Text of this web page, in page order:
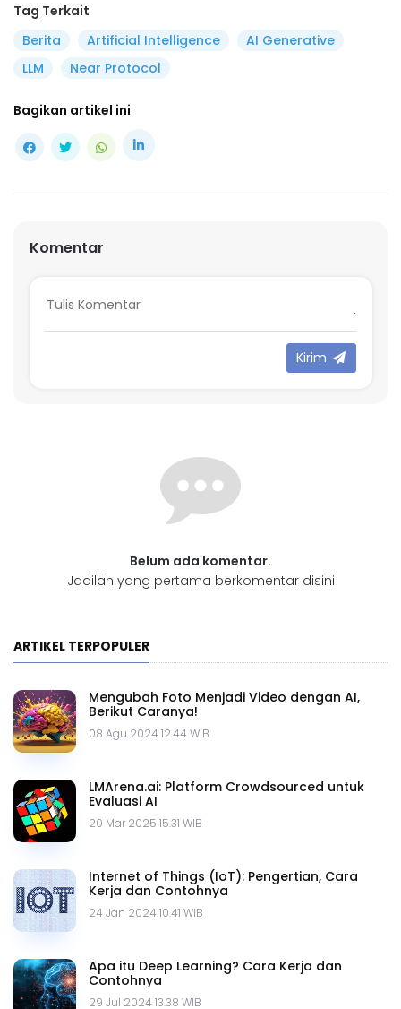
Tag Terkait
Berita
Artificial Intelligence
AI Generative
LLM
Near Protocol
Bagikan artikel ini
Komentar
Kirim
Belum ada komentar.
Jadilah yang pertama berkomentar disini
ARTIKEL TERPOPULER
Mengubah Foto Menjadi Video dengan AI,
Berikut Caranya!
08 Agu 2024 12.44 WIB
LMArena.ai: Platform Crowdsourced untuk
Evaluasi AI
20 Mar 2025 15.31 WIB
Internet of Things (IoT): Pengertian, Cara
Kerja dan Contohnya
24 Jan 2024 10.41 WIB
Apa itu Deep Learning? Cara Kerja dan
Contohnya
29 Jul 2024 13.38 WIB